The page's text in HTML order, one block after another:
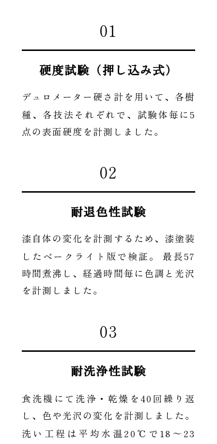
01
硬度試験（押し込み式）
デュロメーター硬さ計を用いて、各樹
種、各技法それぞれで、試験体毎に 5
点の表面硬度を計測しました。
02
耐退色性試験
漆自体の変化を計測するため、漆塗装
したベークライト版で検証。 最長 57
時間煮沸し、経過時間毎に色調と光沢
を計測しました。
03
耐洗浄性試験
食洗機にて洗浄・乾燥を 40 回繰り返
し、色や光沢の変化を計測しました。
洗い工程は平均水温 20 ℃で 18〜23